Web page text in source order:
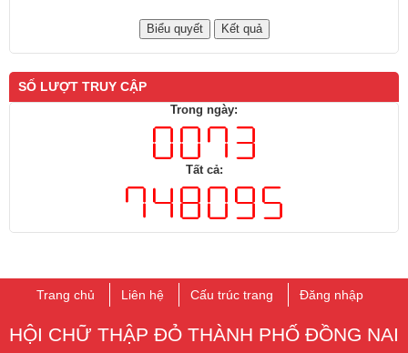
SỐ LƯỢT TRUY CẬP
Trong ngày:
Tất cả:
Trang chủ Liên hệ Cấu trúc trang Đăng nhập
HỘI CHỮ THẬP ĐỎ THÀNH PHỐ ​ĐỒNG NAI